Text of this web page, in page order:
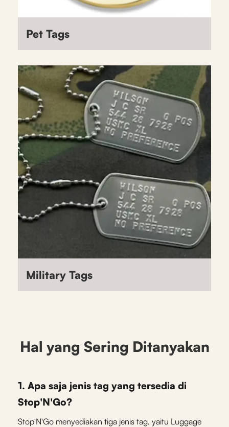
Pet Tags
Military Tags
Hal yang Sering Ditanyakan
1. Apa saja jenis tag yang tersedia di
Stop'N'Go?
Stop'N'Go menyediakan tiga jenis tag, yaitu Luggage